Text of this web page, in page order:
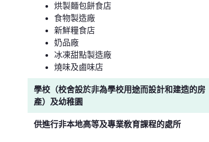
烘製麵包餅食店
食物製造廠
新鮮糧食店
奶品廠
冰凍甜點製造廠
燒味及鹵味店
學校（校舍設於非為學校用途而設計和建造的房
產）及幼稚園
供進行非本地高等及專業敎育課程的處所